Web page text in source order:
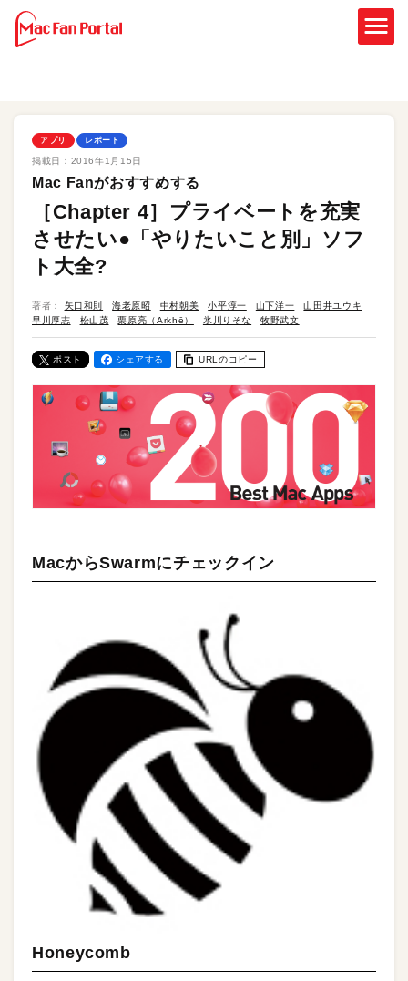
アプリ レポート
掲載日： 2016年1月15日
Mac Fanがおすすめする
［Chapter 4］プライベートを充実
させたい●「やりたいこと別」ソフ
ト大全?
著者： 矢口和則 海老原昭 中村朝美 小平淳一 山下洋一
山田井ユウキ
早川厚志
松山茂 栗原亮（Arkhē） 氷川りそな 牧野武文
ポスト シェアする URLのコピー
MacからSwarmにチェックイン
Honeycomb